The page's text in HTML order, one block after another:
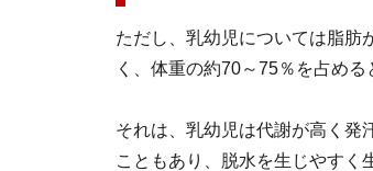
ただし、乳幼児については脂肪
く、体重の約70～75％を占め
それは、乳幼児は代謝が高く発
こともあり、脱水を生じやすく